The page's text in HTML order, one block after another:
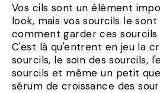
Vos cils sont un élément
look, mais vos sourcils le
comment garder ces
C'est là qu'entrent en jeu la
sourcils, le soin des sourcils,
sourcils et même un petit
sérum de croissance des